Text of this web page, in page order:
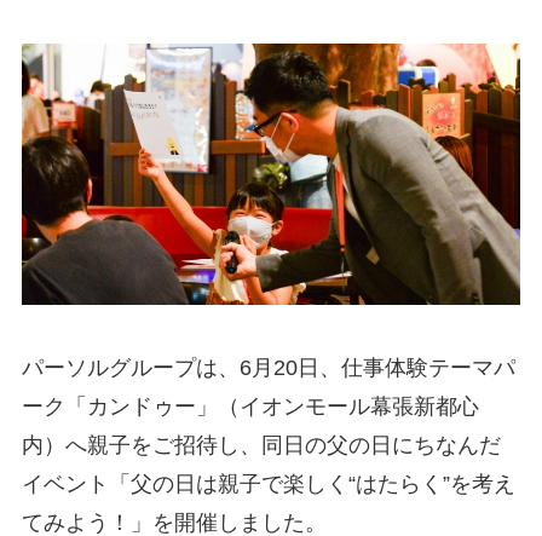
パーソルグループは、6月20日、仕事体験テーマパ
ーク「カンドゥー」（イオンモール幕張新都心
内）へ親子をご招待し、同日の父の日にちなんだ
イベント「父の日は親子で楽しく“はたらく”を考え
てみよう！」を開催しました。